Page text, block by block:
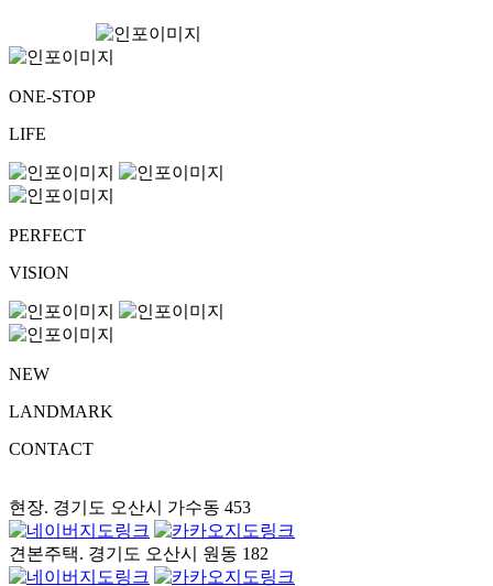
ONE-STOP
LIFE
PERFECT
VISION
NEW
LANDMARK
CONTACT
현장. 경기도 오산시 가수동 453
견본주택. 경기도 오산시 원동 182